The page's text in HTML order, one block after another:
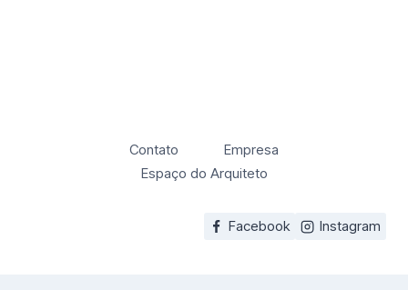
Contato
Empresa
Espaço do Arquiteto
Facebook Instagram